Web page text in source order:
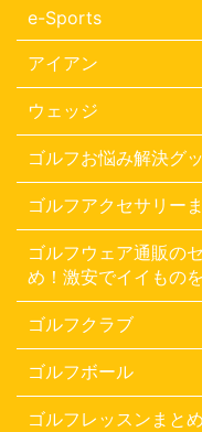
e-Sports
アイアン
ウェッジ
ゴルフお悩み解決グ
ゴルフアクセサリー
ゴルフウェア通販の
め！激安でイイものを
ゴルフクラブ
ゴルフボール
ゴルフレッスンまとめ